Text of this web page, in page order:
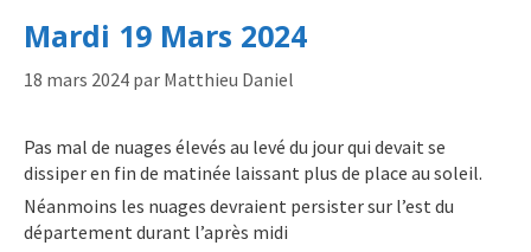
Mardi 19 Mars 2024
18 mars 2024 par Matthieu Daniel
Pas mal de nuages élevés au levé du jour qui devait se
dissiper en fin de matinée laissant plus de place au soleil.
Néanmoins les nuages devraient persister sur l’est du
département durant l’après midi